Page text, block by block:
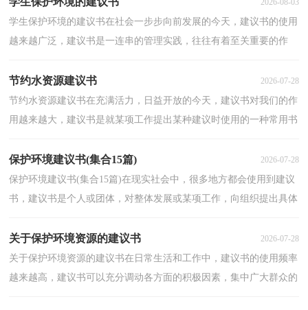
2026-08-03
学生保护环境的建议书在社会一步步向前发展的今天，建议书的使用
越来越广泛，建议书是一连串的管理实践，往往有着至关重要的作
节约水资源建议书 2026-07-28
节约水资源建议书在充满活力，日益开放的今天，建议书对我们的作
用越来越大，建议书是就某项工作提出某种建议时使用的一种常用书
保护环境建议书(集合15篇) 2026-07-28
保护环境建议书(集合15篇)在现实社会中，很多地方都会使用到建议
书，建议书是个人或团体，对整体发展或某项工作，向组织提出具体
关于保护环境资源的建议书 2026-07-28
关于保护环境资源的建议书在日常生活和工作中，建议书的使用频率
越来越高，建议书可以充分调动各方面的积极因素，集中广大群众的